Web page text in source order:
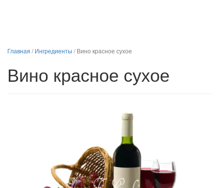
Главная /Ингредиенты /Вино красное сухое
Вино красное сухое